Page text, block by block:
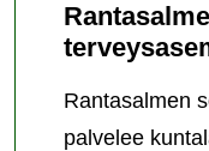
Rantasalmen
palvelee